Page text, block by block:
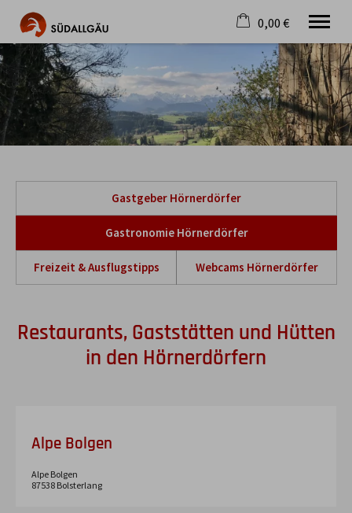
Die schönste Seite im Allgäu
Aktuell
Destination
Gastgeber
Wandern
Tipps
0,00 €
×
Warenkorb ist leer
Gastgeber Hörnerdörfer
Gastronomie Hörnerdörfer
Freizeit & Ausflugstipps Webcams Hörnerdörfer
Restaurants, Gaststätten und Hütten
in den Hörnerdörfern
Alpe Bolgen
Alpe Bolgen
87538 Bolsterlang